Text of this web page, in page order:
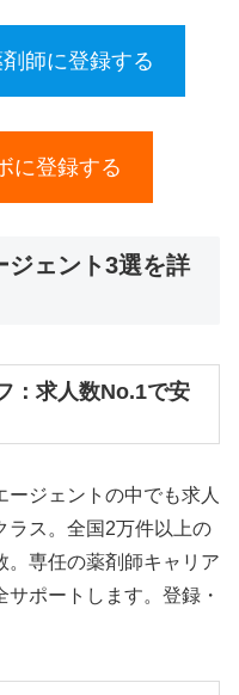
師に登録する
に登録する
ジェント3選を詳
：求人数No.1で安
ージェントの中でも求人
ラス。全国2万件以上の
。専任の薬剤師キャリア
ポートします。登録・